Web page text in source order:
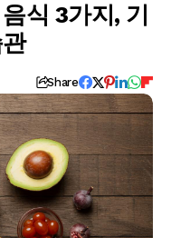
식 3가지, 기
Share